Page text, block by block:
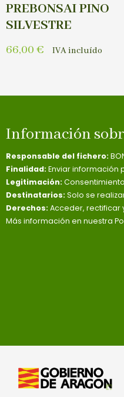
PREBONSAI PINO
SILVESTRE
66,00 € IVA incluído
Información
Responsable del fichero:
Finalidad: Enviar información
Legitimación:
Destinatarios: Solo se
Derechos: Acceder, rectificar
Más información en nuestra